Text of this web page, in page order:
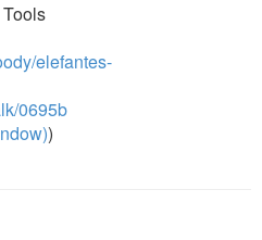
elefantes-
0695b
)